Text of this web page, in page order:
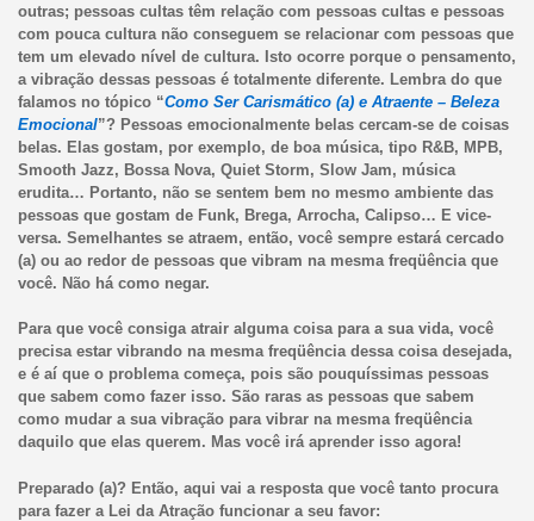
outras; pessoas cultas têm relação com pessoas cultas e pessoas
com pouca cultura não conseguem se relacionar com pessoas que
tem um elevado nível de cultura. Isto ocorre porque o pensamento,
a vibração dessas pessoas é totalmente diferente. Lembra do que
falamos no tópico “Como Ser Carismático (a) e Atraente – Beleza
Emocional”? Pessoas emocionalmente belas cercam-se de coisas
belas. Elas gostam, por exemplo, de boa música, tipo R&B, MPB,
Smooth Jazz, Bossa Nova, Quiet Storm, Slow Jam, música
erudita… Portanto, não se sentem bem no mesmo ambiente das
pessoas que gostam de Funk, Brega, Arrocha, Calipso… E vice-
versa. Semelhantes se atraem, então, você sempre estará cercado
(a) ou ao redor de pessoas que vibram na mesma freqüência que
você. Não há como negar.
Para que você consiga atrair alguma coisa para a sua vida, você
precisa estar vibrando na mesma freqüência dessa coisa desejada,
e é aí que o problema começa, pois são pouquíssimas pessoas
que sabem como fazer isso. São raras as pessoas que sabem
como mudar a sua vibração para vibrar na mesma freqüência
daquilo que elas querem. Mas você irá aprender isso agora!
Preparado (a)? Então, aqui vai a resposta que você tanto procura
para fazer a Lei da Atração funcionar a seu favor: